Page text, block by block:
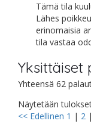
Tämä tila
Lähes
erinomaisia
tila vastaa
Yksittäiset
Yhteensä 62
Näytetään
<< Edellinen 1 | 2 |